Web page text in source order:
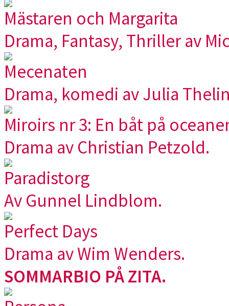
Mästaren och Margarita
Drama, Fantasy, Thriller av
Mecenaten
Drama, komedi av Julia
Miroirs nr 3: En båt på
Drama av Christian Petzold.
Paradistorg
Av Gunnel Lindblom.
Perfect Days
Drama av Wim Wenders.
SOMMARBIO PÅ ZITA.